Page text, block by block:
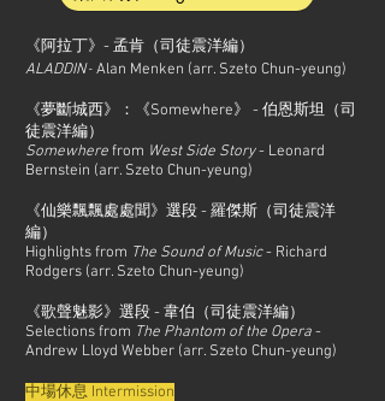
《阿拉丁》- 孟肯（司徒震洋編）
ALADDIN-Alan Menken (arr. Szeto Chun-yeung)
《夢斷城西》：《Somewhere》 - 伯恩斯坦（司
徒震洋編）
Somewherefrom West Side Story- Leonard
Bernstein (arr. Szeto Chun-yeung)
《仙樂飄飄處處聞》選段 - 羅傑斯（司徒震洋
編）
Highlights from The Sound of Music- Richard
Rodgers (arr. Szeto Chun-yeung)
《歌聲魅影》選段 - 韋伯（司徒震洋編）
Selections from The Phantom of the Opera-
Andrew Lloyd Webber (arr. Szeto Chun-yeung)
中場休息 Intermission